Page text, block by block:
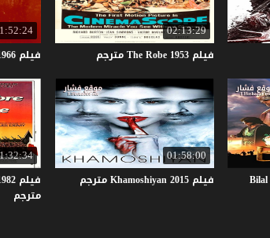
02:13:29
فيلم TheRobe 1953 مترجم فيلم
01:58:00
فيلم Khamoshiyan2015 مترجم
فيلم Une Chambre En Ville 1982
مترجم